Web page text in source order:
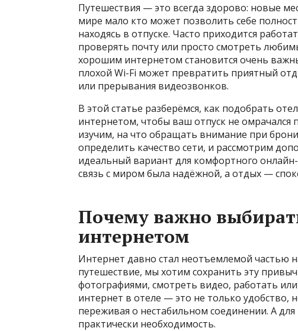
Путешествия — это всегда здорово: новые
мире мало кто может позволить себе
находясь в отпуске. Часто приходится
проверять почту или просто смотреть
хорошим интернетом становится очень
плохой Wi-Fi может превратить приятный
или прерывания видеозвонков.
В этой статье разберёмся, как подобрать
интернетом, чтобы ваш отпуск не
изучим, на что обращать внимание при
определить качество сети, и рассмотрим
идеальный вариант для комфортного
связь с миром была надёжной, а отдых —
Почему важно
интернетом
Интернет давно стал неотъемлемой частью
путешествие, мы хотим сохранить эту
фотографиями, смотреть видео, работать
интернет в отеле — это не только удобство,
переживая о нестабильном соединении. А
практически необходимость.